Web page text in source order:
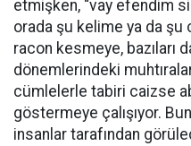
etmişken, “vay efendim
orada şu kelime ya da şu
racon kesmeye, bazıları
dönemlerindeki
cümlelerle tabiri caizse
göstermeye çalışıyor.
insanlar tarafından